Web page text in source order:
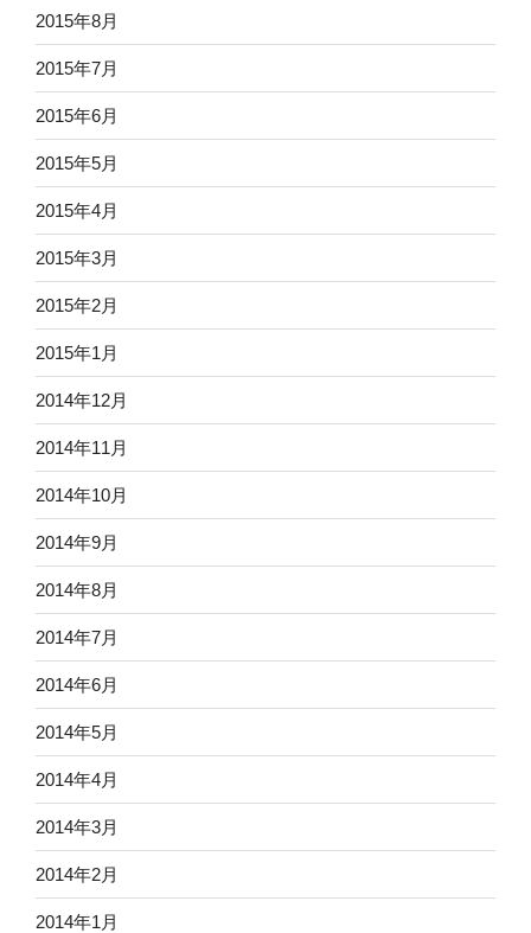
2015年8月
2015年7月
2015年6月
2015年5月
2015年4月
2015年3月
2015年2月
2015年1月
2014年12月
2014年11月
2014年10月
2014年9月
2014年8月
2014年7月
2014年6月
2014年5月
2014年4月
2014年3月
2014年2月
2014年1月